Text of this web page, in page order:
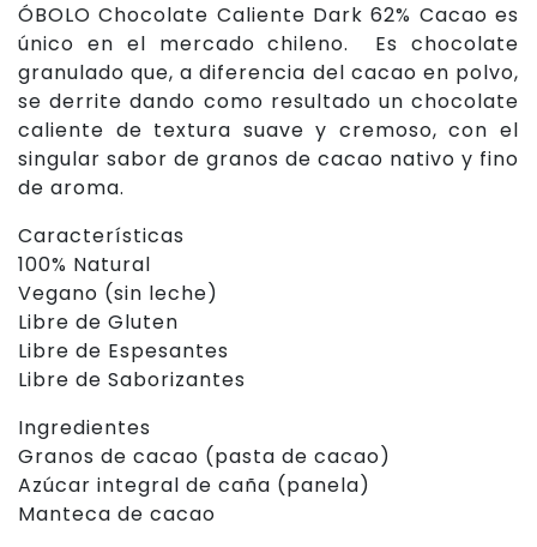
ÓBOLO Chocolate Caliente Dark 62% Cacao es
único en el mercado chileno. Es chocolate
granulado que, a diferencia del cacao en polvo,
se derrite dando como resultado un chocolate
caliente de textura suave y cremoso, con el
singular sabor de granos de cacao nativo y fino
de aroma.
Características
100% Natural
Vegano (sin leche)
Libre de Gluten
Libre de Espesantes
Libre de Saborizantes
Ingredientes
Granos de cacao (pasta de cacao)
Azúcar integral de caña (panela)
Manteca de cacao